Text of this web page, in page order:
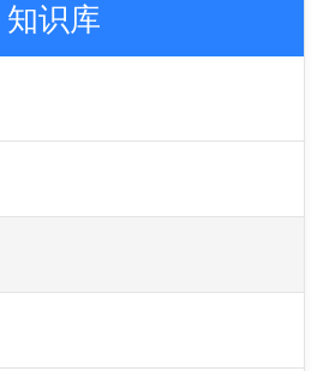
知识库